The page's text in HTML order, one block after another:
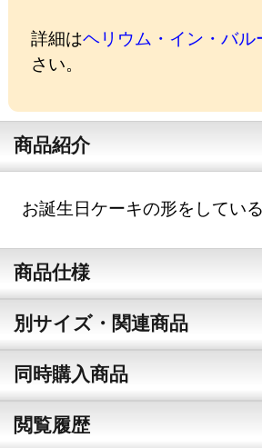
詳細はヘリウム・イン・バル
さい。
商品紹介
お誕生日ケーキの形をしている
商品仕様
別サイズ・関連商品
同時購入商品
閲覧履歴